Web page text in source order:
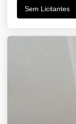
Sem Licitantes